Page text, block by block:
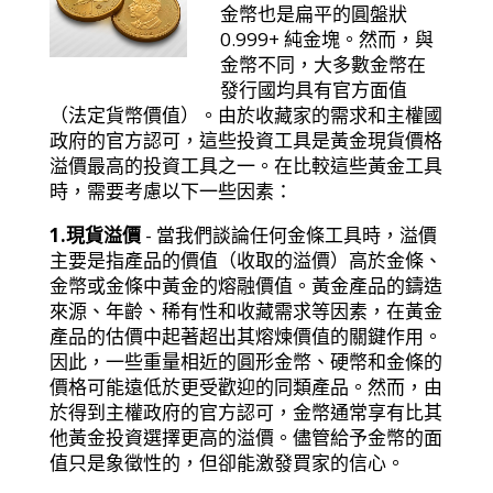
金幣也是扁平的圓盤狀
0.999+ 純金塊。然而，與
金幣不同，大多數金幣在
發行國均具有官方面值
（法定貨幣價值）。由於收藏家的需求和主權國
政府的官方認可，這些投資工具是黃金現貨價格
溢價最高的投資工具之一。在比較這些黃金工具
時，需要考慮以下一些因素：
1.現貨溢價- 當我們談論任何金條工具時，溢價
主要是指產品的價值（收取的溢價）高於金條、
金幣或金條中黃金的熔融價值。黃金產品的鑄造
來源、年齡、稀有性和收藏需求等因素，在黃金
產品的估價中起著超出其熔煉價值的關鍵作用。
因此，一些重量相近的圓形金幣、硬幣和金條的
價格可能遠低於更受歡迎的同類產品。然而，由
於得到主權政府的官方認可，金幣通常享有比其
他黃金投資選擇更高的溢價。儘管給予金幣的面
值只是象徵性的，但卻能激發買家的信心。